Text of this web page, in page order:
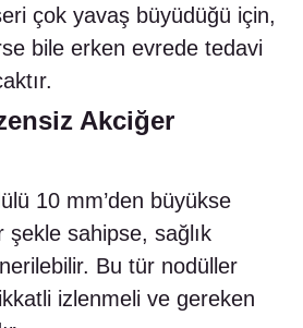
çok yavaş büyüdüğü için,
bile erken evrede tedavi
Akciğer
10 mm’den büyükse
sahipse, sağlık
Bu tür nodüller
izlenmeli ve gereken